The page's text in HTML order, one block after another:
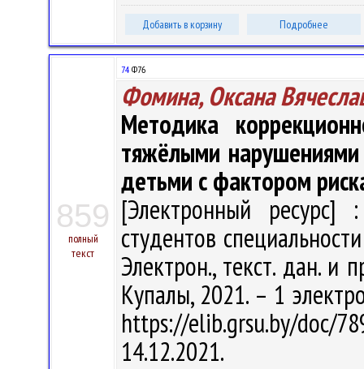
Добавить в корзину Подробнее
859
полный
текст
74 Ф76
Фомина, Оксана
Методика
тяжёлыми нарушениями
детьми с фактором
[Электронный ресурс]
студентов
Электрон., текст. дан. и
Купалы, 2021. – 1
https://elib.grsu.by/
14.12.2021.